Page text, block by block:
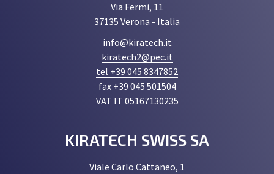
Via Fermi, 11
37135 Verona - Italia
info@kiratech.it
kiratech2@pec.it
tel +39 045 8347852
fax +39 045 501504
VAT IT 05167130235
KIRATECH SWISS SA
Viale Carlo Cattaneo, 1